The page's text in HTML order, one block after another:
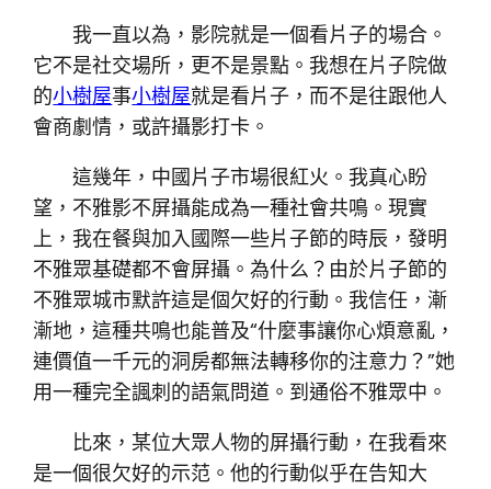
我一直以為，影院就是一個看片子的場合。
它不是社交場所，更不是景點。我想在片子院做
的小樹屋事小樹屋就是看片子，而不是往跟他人
會商劇情，或許攝影打卡。
這幾年，中國片子市場很紅火。我真心盼
望，不雅影不屏攝能成為一種社會共鳴。現實
上，我在餐與加入國際一些片子節的時辰，發明
不雅眾基礎都不會屏攝。為什么？由於片子節的
不雅眾城市默許這是個欠好的行動。我信任，漸
漸地，這種共鳴也能普及“什麼事讓你心煩意亂，
連價值一千元的洞房都無法轉移你的注意力？”她
用一種完全諷刺的語氣問道。到通俗不雅眾中。
比來，某位大眾人物的屏攝行動，在我看來
是一個很欠好的示范。他的行動似乎在告知大